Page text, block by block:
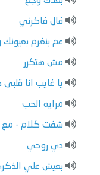
قال فاكرني
عم بنغرم بعيونك
مش هتكرر
يا غايب انا قلبى
مرايه الحب
شفت كلام -
دي روحي
بعيش علي